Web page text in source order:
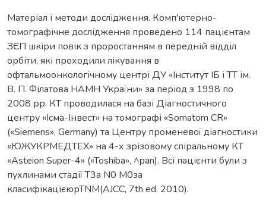
Матеріал і методи дослідження. Комп'ютерно-
томографічне дослідження проведено 114 пацієнтам
ЗЄП шкіри повік з проростанням в передній відділ
орбіти, які проходили лікування в
офтальмоонкологічному центрі ДУ «Інститут ІБ і ТТ ім.
В. П. Філатова HAMH України» за період з 1998 по
2008 рр. КТ проводилася на базі Діагностичного
центру «Ісма-Інвест» на томографі «Somatom CR»
(«Siemens», Germany) та Центру променевої діагностики
«ЮЖУКРМЕДТЕХ» на 4-х зрізовому спіральному КТ
«Asteion Super-4» («Toshiba», ^pan). Всі пацієнти були з
пухлинами стадії Т3а N0 M0за
класифікацієюрТNM(AJCC, 7th ed. 2010).